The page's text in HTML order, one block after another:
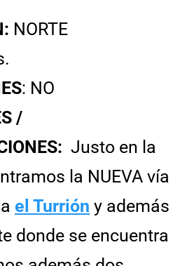
NORTE
: NO
/
Justo en la
la NUEVA vía
el Turrión y además
donde se encuentra